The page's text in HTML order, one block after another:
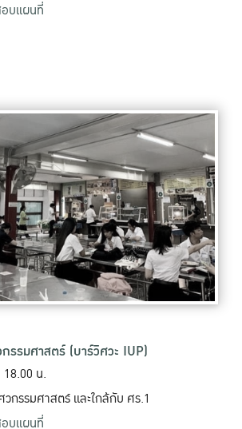
บแผนที่
รรมศาสตร์ (บาร์วิศวะ IUP)
น.
กรรมศาสตร์ และใกล้กับ ศร.1
บแผนที่